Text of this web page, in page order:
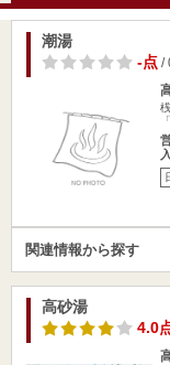
潮湯
-点/
関連情報から探す
高砂湯
4.0